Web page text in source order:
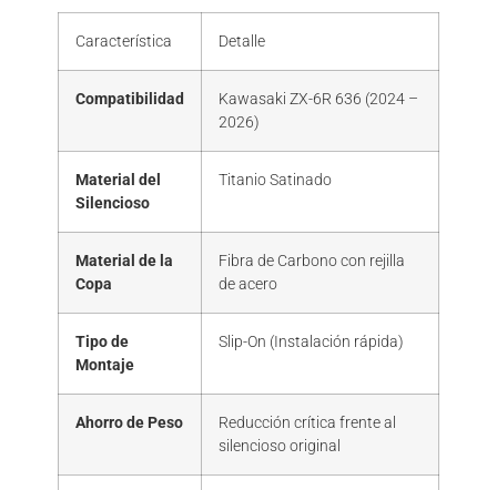
Característica Detalle
Compatibilidad
Kawasaki ZX-6R 636 (2024 –
2026)
Material del
Silencioso
Titanio Satinado
Material de la
Copa
Fibra de Carbono con rejilla
de acero
Tipo de
Montaje
Slip-On (Instalación rápida)
Ahorro de Peso
Reducción crítica frente al
silencioso original